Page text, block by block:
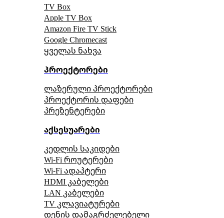
TV Box
Apple TV Box
Amazon Fire TV Stick
Google Chromecast
ყველას ნახვა
პროექტორები
ლაზერული პროექტორები
პროექტორის დაფები
პრეზენტერები
აქსესუარები
კედლის საკიდები
Wi-Fi როუტერები
Wi-Fi ადაპტერი
HDMI კაბელები
LAN კაბელები
TV კლავიატურები
დენის დამაგრძელებელი